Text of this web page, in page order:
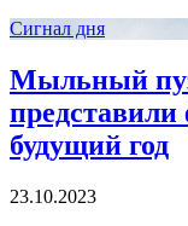
Сигнал дня
Мыльный
будущий год
23.10.2023